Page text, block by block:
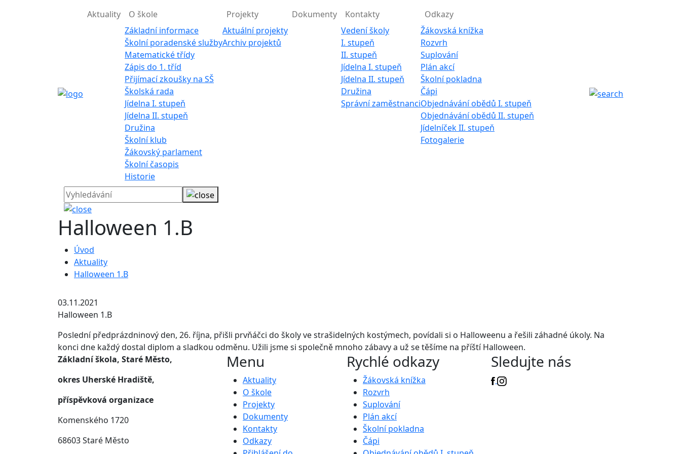
Aktuality
O škole
Základní informace
Školní poradenské služby
Matematické třídy
Zápis do 1. tříd
Přijímací zkoušky na SŠ
Školská rada
Jídelna I. stupeň
Jídelna II. stupeň
Družina
Školní klub
Žákovský parlament
Školní časopis
Historie
Projekty
Aktuální projekty
Archiv projektů
Dokumenty
Kontakty
Vedení školy
I. stupeň
II. stupeň
Jídelna I. stupeň
Jídelna II. stupeň
Družina
Správní zaměstnanci
Odkazy
Žákovská knížka
Rozvrh
Suplování
Plán akcí
Školní pokladna
Čápi
Objednávání obědů I. stupeň
Objednávání obědů II. stupeň
Jídelníček II. stupeň
Fotogalerie
Halloween 1.B
Úvod
Aktuality
Halloween 1.B
03.11.2021
Halloween 1.B
Poslední předprázdninový den, 26. října, přišli prvňáčci do školy ve strašidelných kostýmech, povídali si o Halloweenu a řešili záhadné úkoly. Na
konci dne každý dostal diplom a sladkou odměnu. Užili jsme si společně mnoho zábavy a už se těšíme na příští Halloween.
Základní škola, Staré Město,
okres Uherské Hradiště,
příspěvková organizace
Komenského 1720
68603 Staré Město
Menu
Aktuality
O škole
Projekty
Dokumenty
Kontakty
Odkazy
Rychlé odkazy
Žákovská knížka
Rozvrh
Suplování
Plán akcí
Školní pokladna
Čápi
Sledujte nás